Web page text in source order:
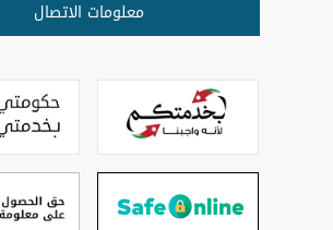
معلومات الاتصال